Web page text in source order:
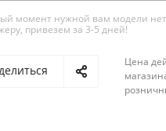
момент нужной вам модели
привезем за 3-5 дней!
Цена